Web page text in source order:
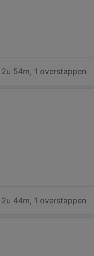
2u 54m, 1 overstappen
2u 44m, 1 overstappen